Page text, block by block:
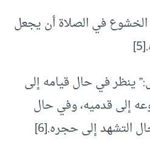
في الصلاة أن يجعل
ينظر في حال قيامه إلى
إلى قدميه، وفي حال
التشهد إلى حجره.[6]